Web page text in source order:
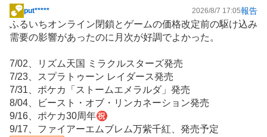
%
、
強
売
り
た
い
0
%
掲
示
板
事
put***** 2026/8/7 17:05報告
ふるいちオンライン閉鎖とゲームの価格改定前の駆け込み
需要の影響があったのに月次が好調でよかった。
7/02、リズム天国 ミラクルスターズ発売
7/23、スプラトゥーン レイダース発売
7/31、ポケカ「ストームエメラルダ」発売
8/04、ビースト・オブ・リンカネーション発売
9/16、ポケカ30周年㊗️
9/17、ファイアーエムブレム万紫千紅、発売予定